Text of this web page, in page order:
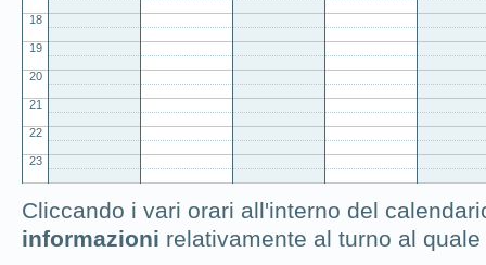
18
19
20
21
22
23
Cliccando i vari orari all'interno del
informazioni relativamente al turno al